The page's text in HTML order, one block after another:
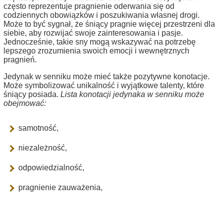
często reprezentuje pragnienie oderwania się od
codziennych obowiązków i poszukiwania własnej drogi.
Może to być sygnał, że śniący pragnie więcej przestrzeni dla
siebie, aby rozwijać swoje zainteresowania i pasje.
Jednocześnie, takie sny mogą wskazywać na potrzebę
lepszego zrozumienia swoich emocji i wewnętrznych
pragnień.
Jedynak w senniku może mieć także pozytywne konotacje.
Może symbolizować unikalność i wyjątkowe talenty, które
śniący posiada. Lista konotacji jedynaka w senniku może
obejmować:
samotność,
niezależność,
odpowiedzialność,
pragnienie zauważenia,